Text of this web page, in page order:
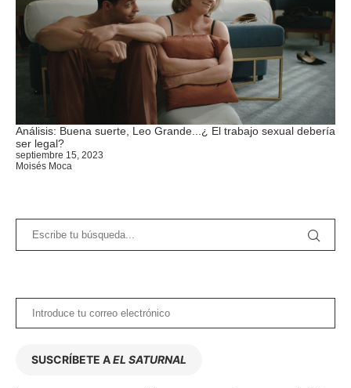
Análisis: Buena suerte, Leo Grande...¿ El trabajo sexual debería
ser legal?
septiembre 15, 2023
Moisés Moca
SUSCRÍBETE AEL SATURNAL